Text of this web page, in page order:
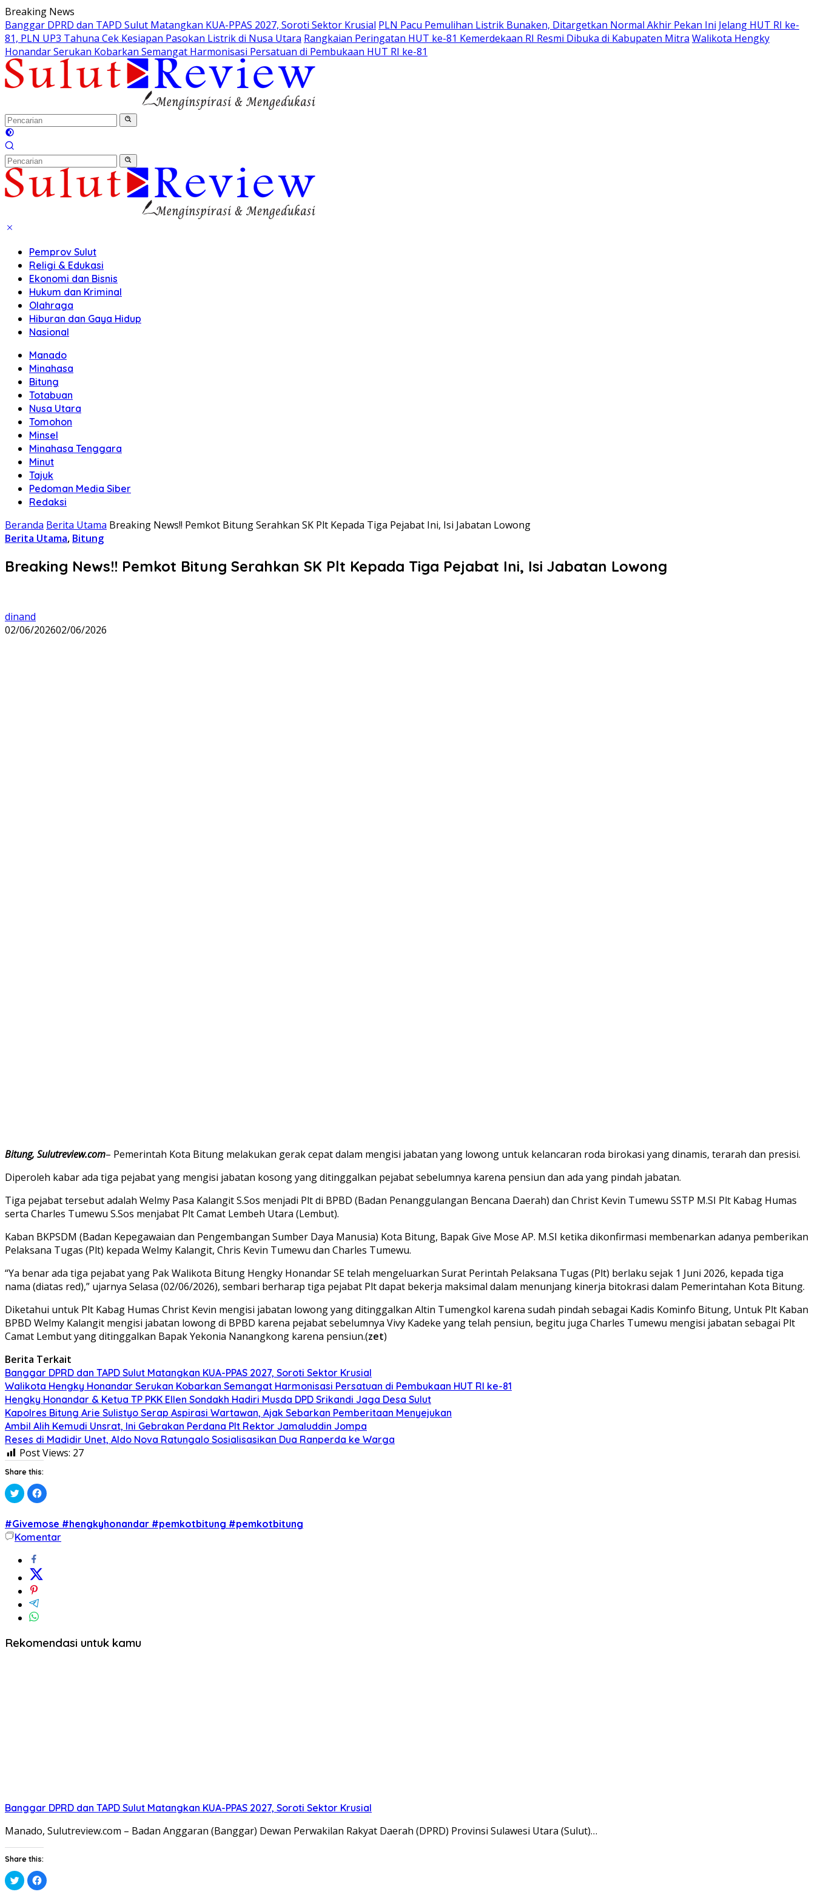
Langsung
ke
konten
Breaking News
Banggar DPRD dan TAPD Sulut Matangkan KUA-PPAS 2027, Soroti Sektor Krusial PLN Pacu Pemulihan Listrik Bunaken, Ditargetkan Normal Akhir Pekan Ini Jelang HUT RI ke-
81, PLN UP3 Tahuna Cek Kesiapan Pasokan Listrik di Nusa Utara Rangkaian Peringatan HUT ke-81 Kemerdekaan RI Resmi Dibuka di Kabupaten Mitra Walikota Hengky
Honandar Serukan Kobarkan Semangat Harmonisasi Persatuan di Pembukaan HUT RI ke-81
Pemprov Sulut
Religi & Edukasi
Ekonomi dan Bisnis
Hukum dan Kriminal
Olahraga
Hiburan dan Gaya Hidup
Nasional
Manado
Minahasa
Bitung
Totabuan
Nusa Utara
Tomohon
Minsel
Minahasa Tenggara
Minut
Tajuk
Pedoman Media Siber
Redaksi
Beranda Berita Utama Breaking News!! Pemkot Bitung Serahkan SK Plt Kepada Tiga Pejabat Ini, Isi Jabatan Lowong
Berita Utama, Bitung
Breaking News!! Pemkot Bitung Serahkan SK Plt Kepada Tiga Pejabat Ini, Isi Jabatan Lowong
dinand
02/06/202602/06/2026
Bitung, Sulutreview.com– Pemerintah Kota Bitung melakukan gerak cepat dalam mengisi jabatan yang lowong untuk kelancaran roda birokasi yang dinamis, terarah dan presisi.
Diperoleh kabar ada tiga pejabat yang mengisi jabatan kosong yang ditinggalkan pejabat sebelumnya karena pensiun dan ada yang pindah jabatan.
Tiga pejabat tersebut adalah Welmy Pasa Kalangit S.Sos menjadi Plt di BPBD (Badan Penanggulangan Bencana Daerah) dan Christ Kevin Tumewu SSTP M.SI Plt Kabag Humas
serta Charles Tumewu S.Sos menjabat Plt Camat Lembeh Utara (Lembut).
Kaban BKPSDM (Badan Kepegawaian dan Pengembangan Sumber Daya Manusia) Kota Bitung, Bapak Give Mose AP. M.SI ketika dikonfirmasi membenarkan adanya pemberikan
Pelaksana Tugas (Plt) kepada Welmy Kalangit, Chris Kevin Tumewu dan Charles Tumewu.
“Ya benar ada tiga pejabat yang Pak Walikota Bitung Hengky Honandar SE telah mengeluarkan Surat Perintah Pelaksana Tugas (Plt) berlaku sejak 1 Juni 2026, kepada tiga
nama (diatas red),” ujarnya Selasa (02/06/2026), sembari berharap tiga pejabat Plt dapat bekerja maksimal dalam menunjang kinerja bitokrasi dalam Pemerintahan Kota Bitung.
Diketahui untuk Plt Kabag Humas Christ Kevin mengisi jabatan lowong yang ditinggalkan Altin Tumengkol karena sudah pindah sebagai Kadis Kominfo Bitung, Untuk Plt Kaban
BPBD Welmy Kalangit mengisi jabatan lowong di BPBD karena pejabat sebelumnya Vivy Kadeke yang telah pensiun, begitu juga Charles Tumewu mengisi jabatan sebagai Plt
Camat Lembut yang ditinggalkan Bapak Yekonia Nanangkong karena pensiun.(zet)
Berita Terkait
Banggar DPRD dan TAPD Sulut Matangkan KUA-PPAS 2027, Soroti Sektor Krusial
Walikota Hengky Honandar Serukan Kobarkan Semangat Harmonisasi Persatuan di Pembukaan HUT RI ke-81
Hengky Honandar & Ketua TP PKK Ellen Sondakh Hadiri Musda DPD Srikandi Jaga Desa Sulut
Kapolres Bitung Arie Sulistyo Serap Aspirasi Wartawan, Ajak Sebarkan Pemberitaan Menyejukan
Ambil Alih Kemudi Unsrat, Ini Gebrakan Perdana Plt Rektor Jamaluddin Jompa
Reses di Madidir Unet, Aldo Nova Ratungalo Sosialisasikan Dua Ranperda ke Warga
Post Views: 27
Share this:
Klik
untuk
berbagi
Twitter(Membuka
di
jendela
yang
Klik
untuk
Facebook(Membuka
di
jendela
yang
#Givemose #hengkyhonandar #pemkotbitung #pemkotbitung
Komentar
Rekomendasi untuk kamu
Banggar DPRD dan TAPD Sulut Matangkan KUA-PPAS 2027, Soroti Sektor Krusial
Manado, Sulutreview.com – Badan Anggaran (Banggar) ​Dewan Perwakilan Rakyat Daerah (DPRD) Provinsi Sulawesi Utara (Sulut)…
Share this:
Klik
untuk
berbagi
Klik
untuk